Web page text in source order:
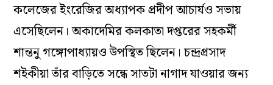
কলেজের ইংরেজির অধ্যাপক প্রদীপ আচার্যও সভায়
এসেছিলেন। অকাদেমির কলকাতা দপ্তরের সহকর্মী
শান্তনু গঙ্গোপাধ্যায়ও উপস্থিত ছিলেন। চন্দ্রপ্রসাদ
শইকীয়া তাঁর বাড়িতে সন্ধে সাতটা নাগাদ যাওয়ার জন্য